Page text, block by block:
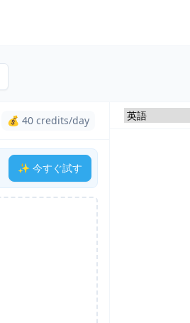
💰 40 credits/day
✨ 今すぐ試す